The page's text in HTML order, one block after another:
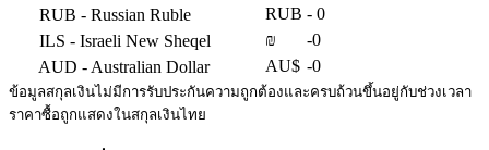
RUB - Russian Ruble RUB - 0
ILS - Israeli New Sheqel ₪
-0
AUD - Australian Dollar AU$ -0
ข้อมูลสกุลเงินไม่มีการรับประกันความถูกต้องและครบถ้วนขึ้นอยู่กับช่วงเวลา
ราคาซื้อถูกแสดงในสกุลเงินไทย